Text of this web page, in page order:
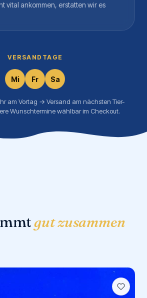
vital ankommen, erstatten wir es
VERSANDTAGE
Mi Fr Sa
am Vortag → Versand am nächsten Tier-
Wunschtermine wählbar im Checkout.
gut zusammen